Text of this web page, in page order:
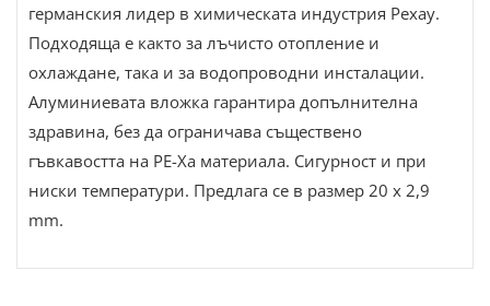
германския лидер в химическата индустрия Рехау.
Подходяща е както за лъчисто отопление и
охлаждане, така и за водопроводни инсталации.
Алуминиевата вложка гарантира допълнителна
здравина, без да ограничава съществено
гъвкавостта на PE-Xa материала. Сигурност и при
ниски температури. Предлага се в размер 20 x 2,9
mm.